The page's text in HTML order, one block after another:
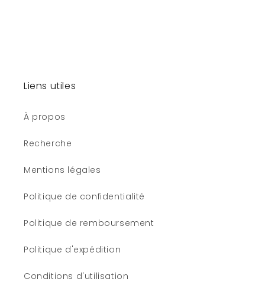
Liens utiles
À propos
Recherche
Mentions légales
Politique de confidentialité
Politique de remboursement
Politique d'expédition
Conditions d'utilisation